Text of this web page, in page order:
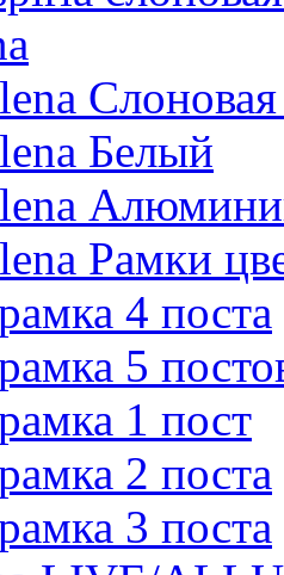
Слоновая
Белый
Рамки
4 поста
5
1 пост
2 поста
3 поста